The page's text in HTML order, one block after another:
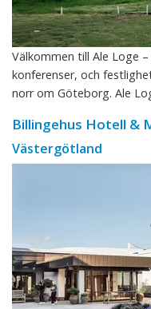
Välkommen till Ale Loge
konferenser, och
norr om Göteborg. Ale
Billingehus Hotell &
Västergötland